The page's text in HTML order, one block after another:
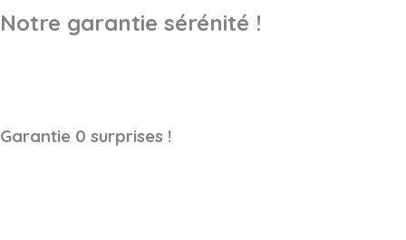
Notre garantie sérénité !
Garantie 0 surprises !